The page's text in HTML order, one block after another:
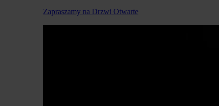
Zapraszamy na Drzwi Otwarte